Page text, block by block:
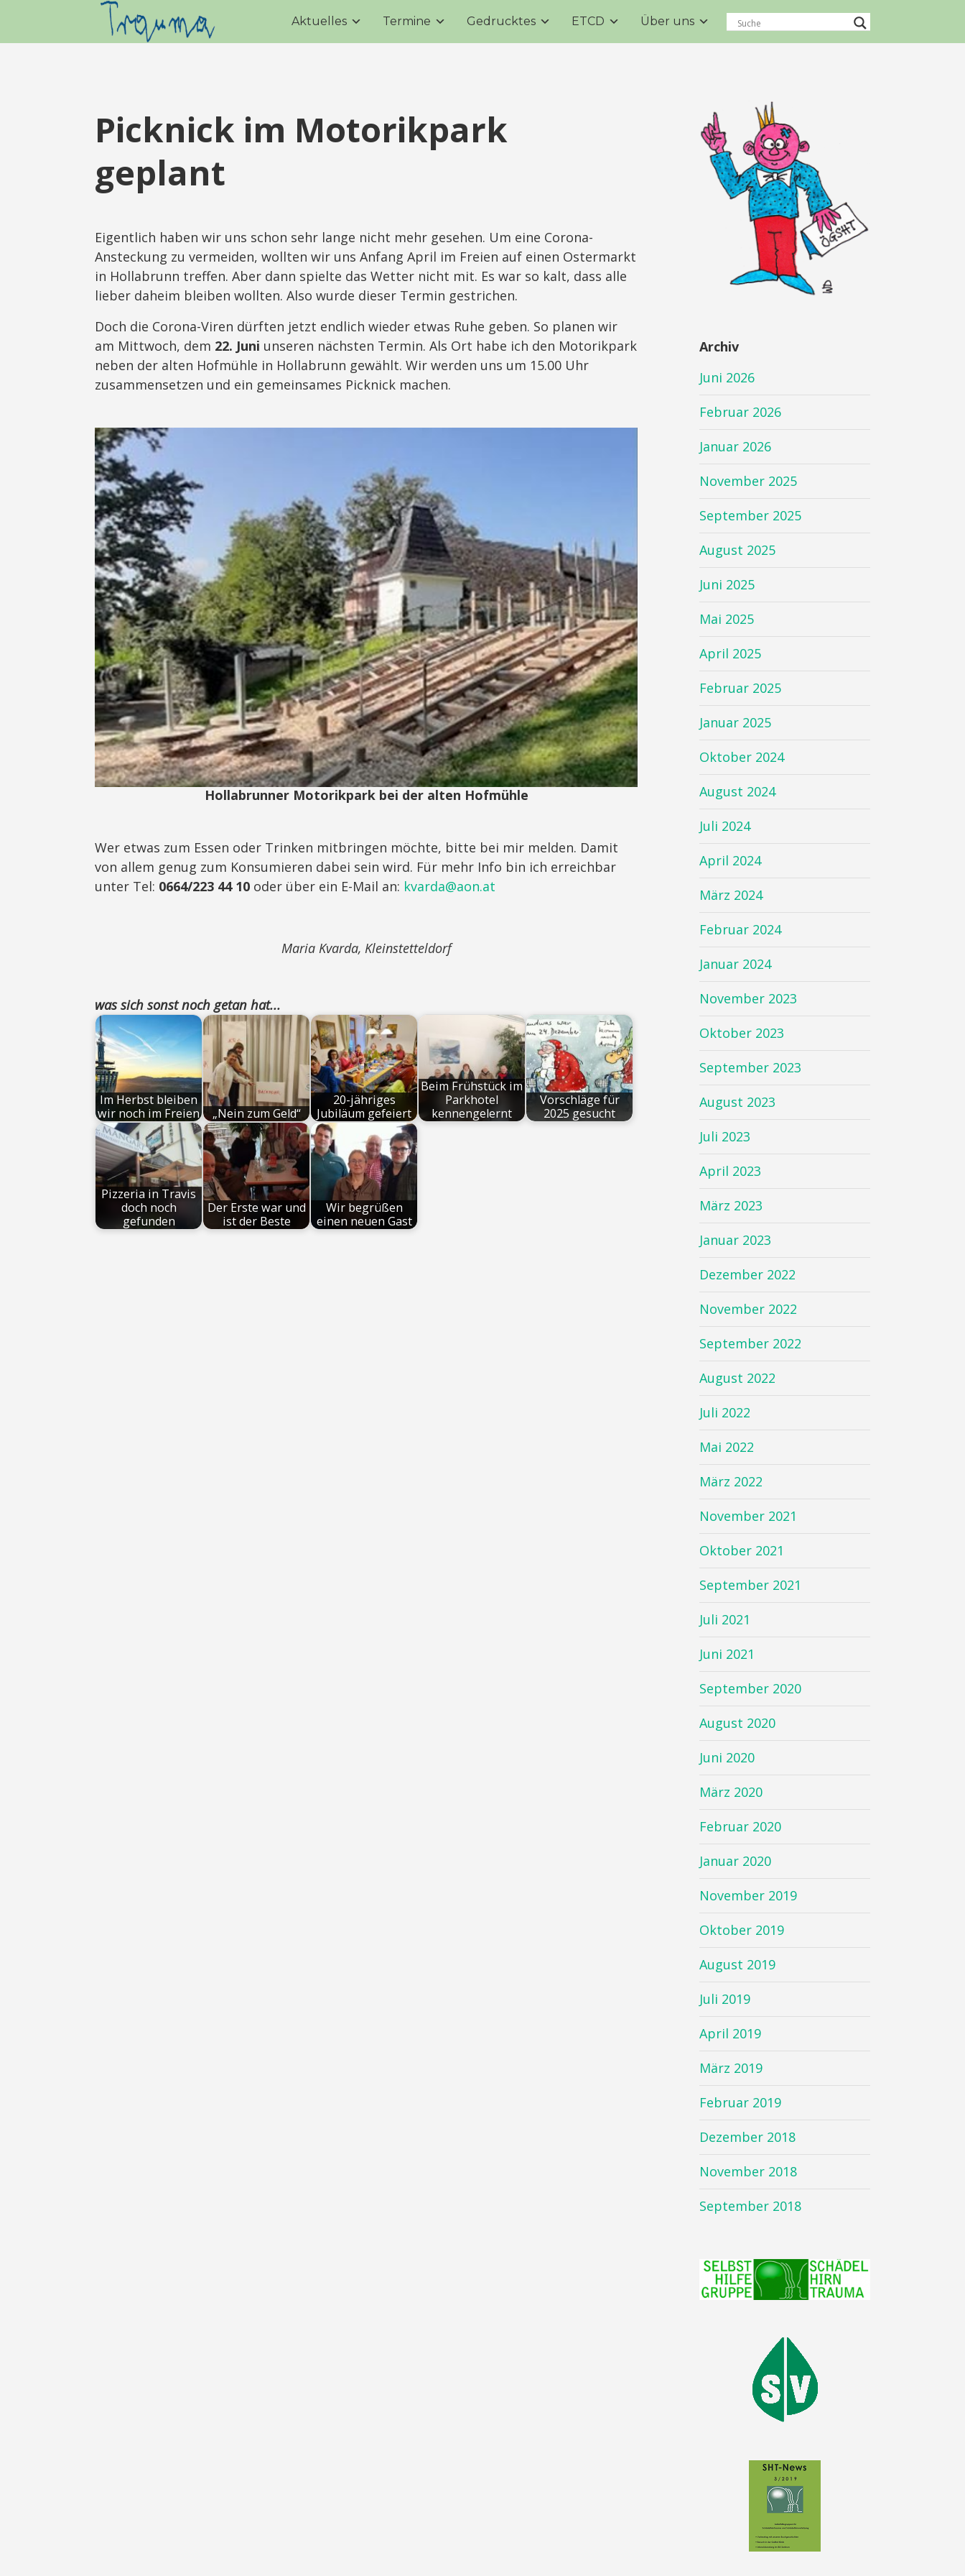
Aktuelles Termine Gedrucktes ETCD Über uns
Picknick im Motorikpark
geplant
Eigentlich haben wir uns schon sehr lange nicht mehr gesehen. Um eine Corona-
Ansteckung zu vermeiden, wollten wir uns Anfang April im Freien auf einen Ostermarkt
in Hollabrunn treffen. Aber dann spielte das Wetter nicht mit. Es war so kalt, dass alle
lieber daheim bleiben wollten. Also wurde dieser Termin gestrichen.
Doch die Corona-Viren dürften jetzt endlich wieder etwas Ruhe geben. So planen wir
am Mittwoch, dem 22. Juni unseren nächsten Termin. Als Ort habe ich den Motorikpark
neben der alten Hofmühle in Hollabrunn gewählt. Wir werden uns um 15.00 Uhr
zusammensetzen und ein gemeinsames Picknick machen.
Hollabrunner Motorikpark bei der alten Hofmühle
Wer etwas zum Essen oder Trinken mitbringen möchte, bitte bei mir melden. Damit
von allem genug zum Konsumieren dabei sein wird. Für mehr Info bin ich erreichbar
unter Tel: 0664/223 44 10 oder über ein E-Mail an: kvarda@aon.at
Maria Kvarda, Kleinstetteldorf
was sich sonst noch getan hat...
Im Herbst bleiben
wir noch im Freien
„Nein zum Geld“
20-jähriges
Jubiläum gefeiert
Beim Frühstück im
Parkhotel
kennengelernt
Vorschläge für
2025 gesucht
Pizzeria in Travis
doch noch
gefunden
Der Erste war und
ist der Beste
Wir begrüßen
einen neuen Gast
Archiv
Juni 2026
Februar 2026
Januar 2026
November 2025
September 2025
August 2025
Juni 2025
Mai 2025
April 2025
Februar 2025
Januar 2025
Oktober 2024
August 2024
Juli 2024
April 2024
März 2024
Februar 2024
Januar 2024
November 2023
Oktober 2023
September 2023
August 2023
Juli 2023
April 2023
März 2023
Januar 2023
Dezember 2022
November 2022
September 2022
August 2022
Juli 2022
Mai 2022
März 2022
November 2021
Oktober 2021
September 2021
Juli 2021
Juni 2021
September 2020
August 2020
Juni 2020
März 2020
Februar 2020
Januar 2020
November 2019
Oktober 2019
August 2019
Juli 2019
April 2019
März 2019
Februar 2019
Dezember 2018
November 2018
September 2018